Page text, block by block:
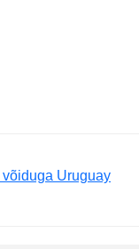
Uruguay